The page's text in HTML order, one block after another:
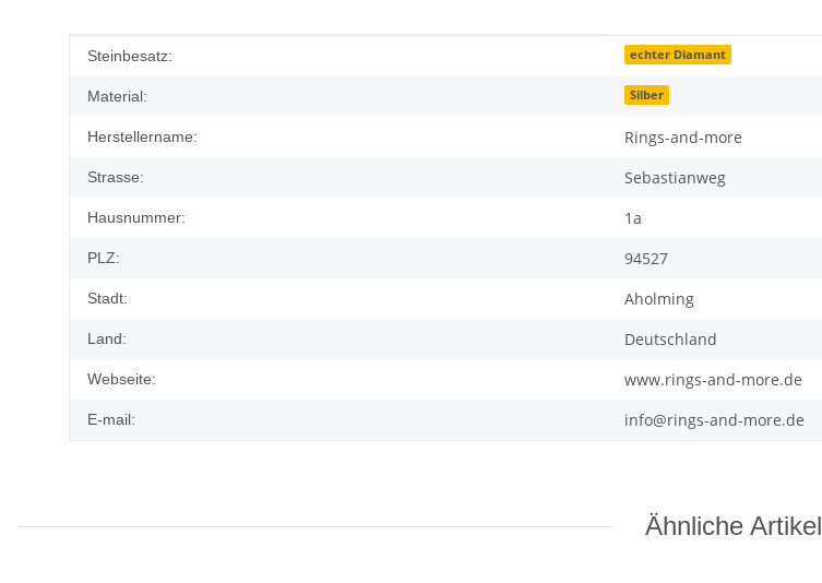
Produkteigenschaft
Wert
Steinbesatz: echter Diamant
Material: Silber
Herstellername: Rings-and-more
Strasse: Sebastianweg
Hausnummer: 1a
PLZ: 94527
Stadt: Aholming
Land: Deutschland
Webseite: www.rings-and-more.de
E-mail: info@rings-and-more.de
Ähnliche Artikel